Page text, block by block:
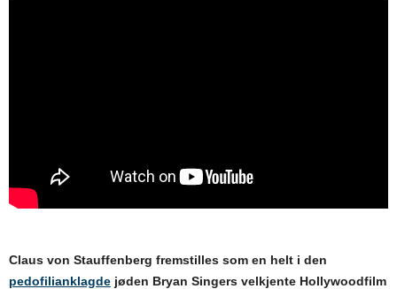
Claus von Stauffenberg fremstilles som en helt i den
pedofilianklagde jøden Bryan Singers velkjente Hollywoodfilm